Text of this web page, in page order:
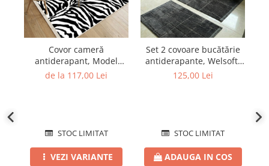
Covor cameră
antiderapant, Model
Animal Print Zebra, mai
de la 117,00 Lei
STOC LIMITAT
VEZI VARIANTE
Set 2 covoare bucătărie
antiderapante, Welsoft,
model texturat antracit
125,00 Lei
STOC LIMITAT
ADAUGA IN COS